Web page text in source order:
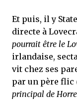
Et puis, il y
directe à
pourrait être le
irlandaise,
vit chez ses
par un père flic
principal de